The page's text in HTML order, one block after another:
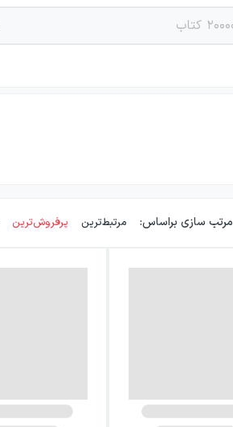
مرتب سازی براساس: مرتبط‌ترین پرفروش‌ترین